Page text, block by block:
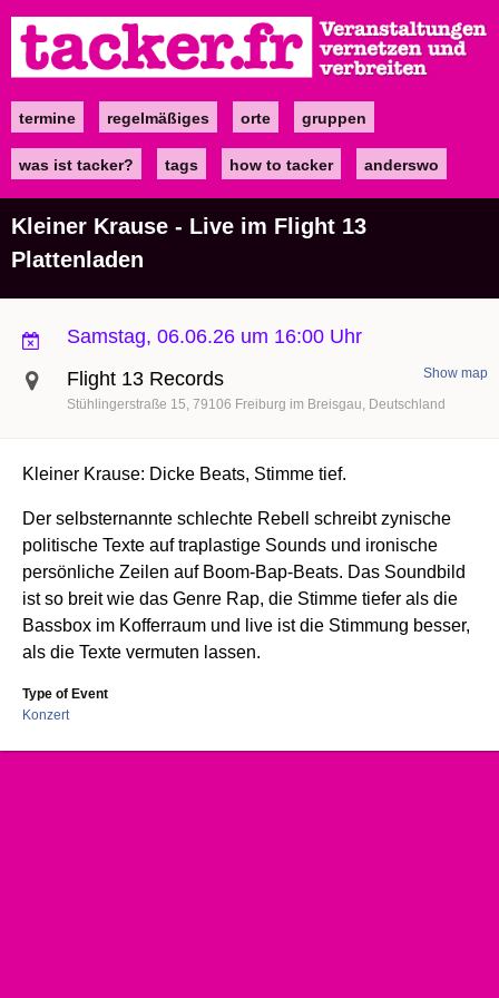
zum
Inhalt
Maintermine regelmäßiges orte gruppen
was ist tacker? tags how to tacker anderswo
Kleiner Krause - Live im Flight 13
Plattenladen
Samstag, 06.06.26 um 16:00 Uhr
Flight 13 Records
Stühlingerstraße 15 79106 Freiburg im Breisgau Deutschland
Show map
Kleiner Krause: Dicke Beats, Stimme tief.
Der selbsternannte schlechte Rebell schreibt zynische
politische Texte auf traplastige Sounds und ironische
persönliche Zeilen auf Boom-Bap-Beats. Das Soundbild
ist so breit wie das Genre Rap, die Stimme tiefer als die
Bassbox im Kofferraum und live ist die Stimmung besser,
als die Texte vermuten lassen.
Type of Event
Konzert